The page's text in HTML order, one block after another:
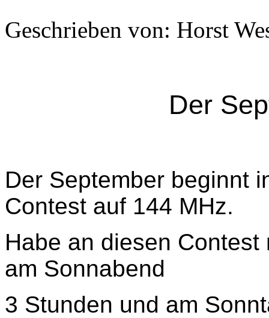
Geschrieben von: Horst
Der
Der September beginnt
Contest auf 144 MHz.
Habe an diesen
am Sonnabend
3 Stunden und am